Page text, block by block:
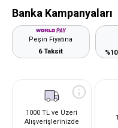
Banka Kampanyaları
Peşin Fiyatına
6 Taksit
1000 TL ve Üzeri
Alışverişlerinizde